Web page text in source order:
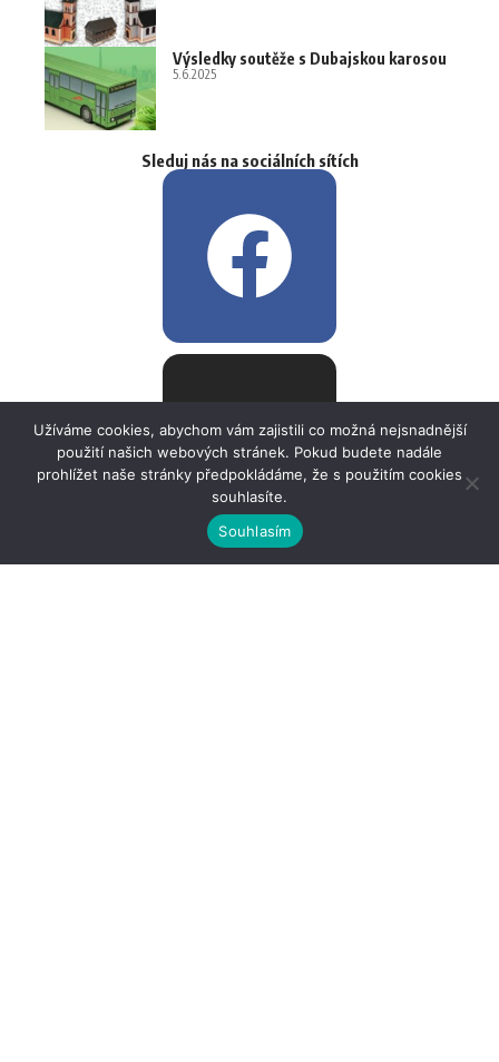
Výsledky soutěže s Dubajskou karosou
5.6.2025
Sleduj nás na sociálních sítích
Užíváme cookies, abychom vám zajistili co možná nejsnadnější
použití našich webových stránek. Pokud budete nadále
prohlížet naše stránky předpokládáme, že s použitím cookies
souhlasíte.
Souhlasím